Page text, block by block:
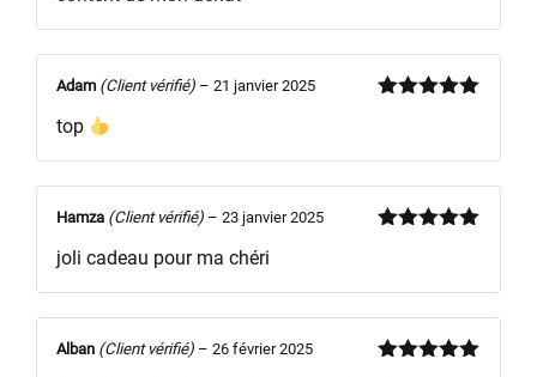
Adam (Client vérifié) – 21 janvier 2025
top
Hamza (Client vérifié) – 23 janvier 2025
joli cadeau pour ma chéri
Alban (Client vérifié) – 26 février 2025